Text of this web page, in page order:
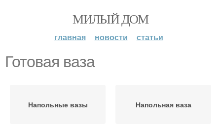
МИЛЫЙ ДОМ
главная новости статьи
Готовая ваза
Напольные вазы Напольная ваза